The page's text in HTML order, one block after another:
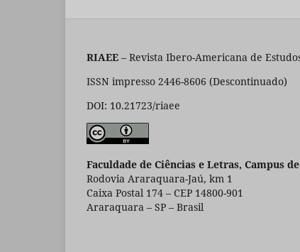
RIAEE – Revista Ibero-Americana de
ISSN impresso 2446-8606 (Descontinuado)
DOI: 10.21723/riaee
Faculdade de Ciências e Letras, Campus
Rodovia Araraquara-Jaú, km 1
Caixa Postal 174 – CEP 14800-901
Araraquara – SP – Brasil